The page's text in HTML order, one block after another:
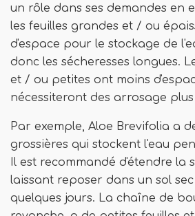
un rôle dans ses demandes en
les feuilles grandes et / ou
d'espace pour le stockage de
donc les sécheresses longues.
et / ou petites ont moins
nécessiteront des arrosage
Par exemple, Aloe Brevifolia a
grossières qui stockent l'eau
Il est recommandé d'étendre la
laissant reposer dans un sol
quelques jours. La chaîne de